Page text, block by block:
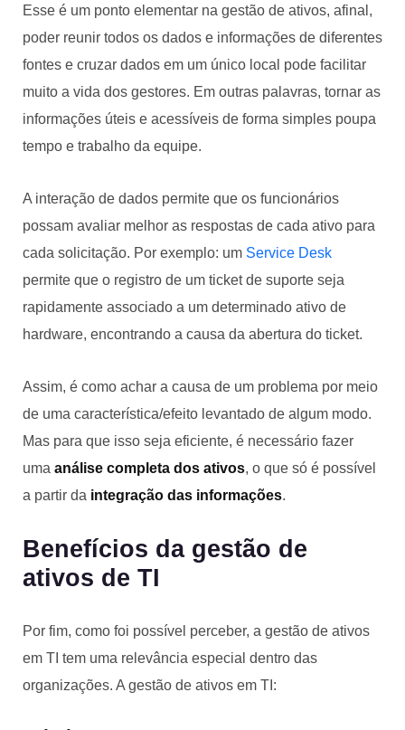
Esse é um ponto elementar na gestão de ativos, afinal,
poder reunir todos os dados e informações de diferentes
fontes e cruzar dados em um único local pode facilitar
muito a vida dos gestores. Em outras palavras, tornar as
informações úteis e acessíveis de forma simples poupa
tempo e trabalho da equipe.
A interação de dados permite que os funcionários
possam avaliar melhor as respostas de cada ativo para
cada solicitação. Por exemplo: um Service Desk
permite que o registro de um ticket de suporte seja
rapidamente associado a um determinado ativo de
hardware, encontrando a causa da abertura do ticket.
Assim, é como achar a causa de um problema por meio
de uma característica/efeito levantado de algum modo.
Mas para que isso seja eficiente, é necessário fazer
uma análise completa dos ativos, o que só é possível
a partir da integração das informações.
Benefícios da gestão de
ativos de TI
Por fim, como foi possível perceber, a gestão de ativos
em TI tem uma relevância especial dentro das
organizações. A gestão de ativos em TI: